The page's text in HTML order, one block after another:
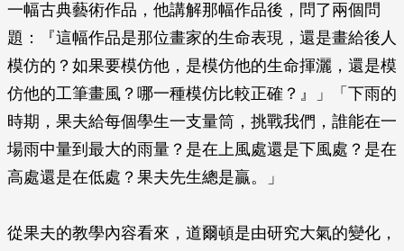
一幅古典藝術作品，他講解那幅作品後，問了兩個問
題：『這幅作品是那位畫家的生命表現，還是畫給後人
模仿的？如果要模仿他，是模仿他的生命揮灑，還是模
仿他的工筆畫風？哪一種模仿比較正確？』」「下雨的
時期，果夫給每個學生一支量筒，挑戰我們，誰能在一
場雨中量到最大的雨量？是在上風處還是下風處？是在
高處還是在低處？果夫先生總是贏。」
從果夫的教學內容看來，道爾頓是由研究大氣的變化，